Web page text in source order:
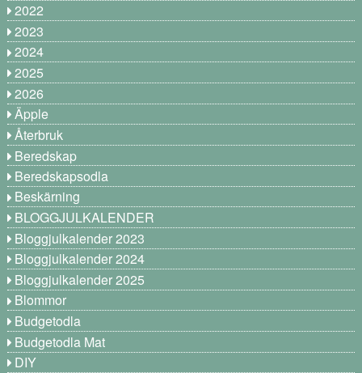
2022
2023
2024
2025
2026
Äpple
Återbruk
Beredskap
Beredskapsodla
Beskärning
BLOGGJULKALENDER
Bloggjulkalender 2023
Bloggjulkalender 2024
Bloggjulkalender 2025
Blommor
Budgetodla
Budgetodla Mat
DIY